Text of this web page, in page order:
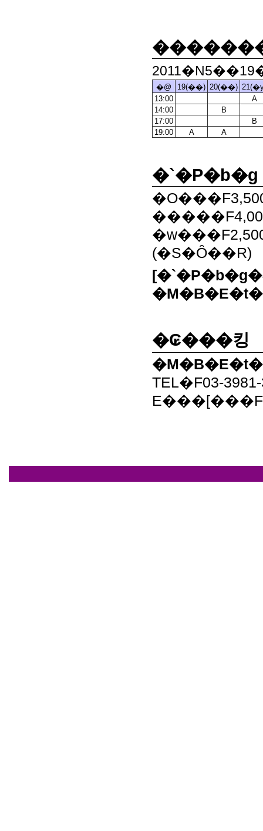
�@ 19(��) 20(��)
13:00
A
14:00
B
17:00
B
19:00
A A
�`�P�b�g
(�S�Ȏ��R)
[�`�P�b�g�
�₢���킹
TEL�F03-